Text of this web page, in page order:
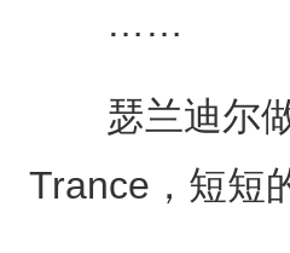
……
瑟兰迪尔做
Trance，短短